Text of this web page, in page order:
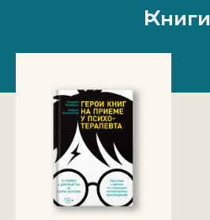
Книги